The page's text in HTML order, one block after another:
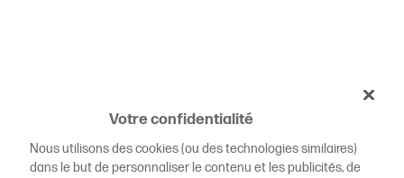
Votre confidentialité
Nous utilisons des cookies (ou des technologies similaires)
dans le but de personnaliser le contenu et les publicités, de